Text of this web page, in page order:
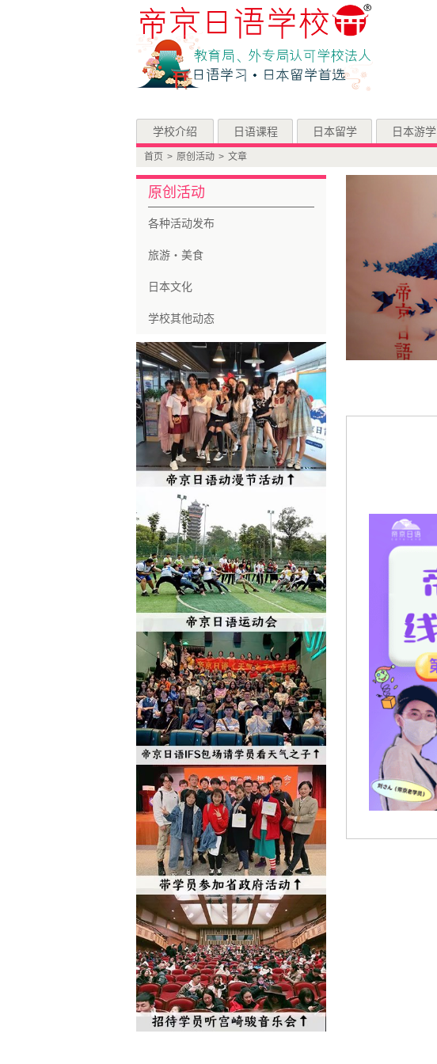
学校介绍 日语课程 日本留学 日本游学
首页 > 原创活动 > 文章
原创活动
各种活动发布
旅游・美食
日本文化
学校其他动态